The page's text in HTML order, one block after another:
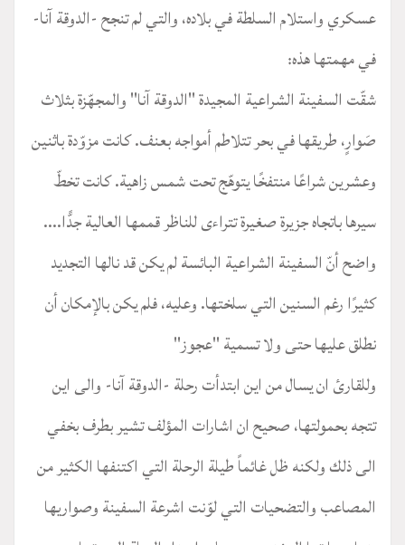
عسكري واستلام السلطة في بلاده، والتي لم تنجح -الدوقة آنا-
في مهمتها هذه:
شقّت السفينة الشراعية المجيدة "الدوقة آنا" والمجهّزة بثلاث
صَوارٍ، طريقها في بحر تتلاطم أمواجه بعنف. كانت مزوّدة باثنين
وعشرين شراعًا منتفخًا يتوهّج تحت شمس زاهية. كانت تخطّ
سيرها باتجاه جزيرة صغيرة تتراءى للناظر قممها العالية جدًّا....
واضح أنّ السفينة الشراعية البائسة لم يكن قد نالها التجديد
كثيرًا رغم السنين التي سلختها. وعليه، فلم يكن بالإمكان أن
نطلق عليها حتى ولا تسمية "عجوز"
وللقارئ ان يسال من اين ابتدأت رحلة -الدوقة آنا- والى اين
تتجه بحمولتها، صحيح ان اشارات المؤلف تشير بطرف بخفي
الى ذلك ولكنه ظل غائماً طيلة الرحلة التي اكتنفها الكثير من
المصاعب والتضحيات التي لوّنت اشرعة السفينة وصواريها